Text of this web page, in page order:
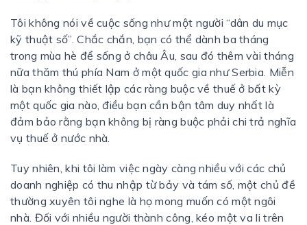
Tôi không nói về cuộc sống như một người “dân du mục
kỹ thuật số”. Chắc chắn, bạn có thể dành ba tháng
trong mùa hè để sống ở châu Âu, sau đó thêm vài tháng
nữa thăm thú phía Nam ở một quốc gia như Serbia. Miễn
là bạn không thiết lập các ràng buộc về thuế ở bất kỳ
một quốc gia nào, điều bạn cần bận tâm duy nhất là
đảm bảo rằng bạn không bị ràng buộc phải chi trả nghĩa
vụ thuế ở nước nhà.
Tuy nhiên, khi tôi làm việc ngày càng nhiều với các chủ
doanh nghiệp có thu nhập từ bảy và tám số, một chủ đề
thường xuyên tôi nghe là họ mong muốn có một ngôi
nhà. Đối với nhiều người thành công, kéo một va li trên